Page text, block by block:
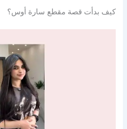
كيف بدأت قصة مقطع سارة أوس؟